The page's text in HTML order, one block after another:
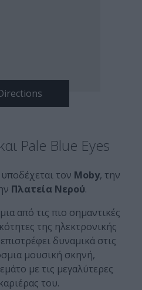
Pale Blue Eyes
υποδέχεται τον Moby, την
Πλατεία Νερού.
από τις πιο σημαντικές
της ηλεκτρονικής
δυναμικά στις
μουσική σκηνή,
με τις μεγαλύτερες
του.